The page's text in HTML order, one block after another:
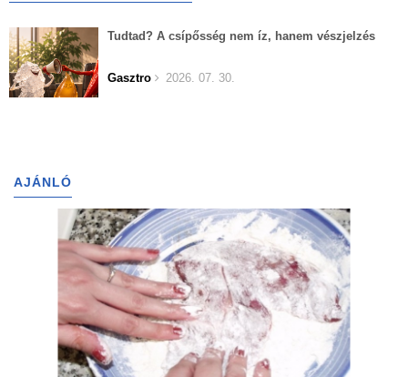
Tudtad? A csípősség nem íz, hanem vészjelzés
Gasztro 2026. 07. 30.
AJÁNLÓ